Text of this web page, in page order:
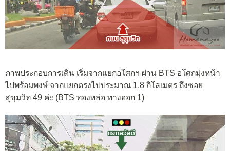
ภาพประกอบการเดิน เริ่มจากแยกอโศกฯ ผ่าน BTS อโศกมุ่งหน้า
ไปพร้อมพงษ์ จากแยกตรงไปประมาณ 1.8 กิโลเมตร ถึงซอย
สุขุมวิท 49 ค่ะ (BTS ทองหล่อ ทางออก 1)